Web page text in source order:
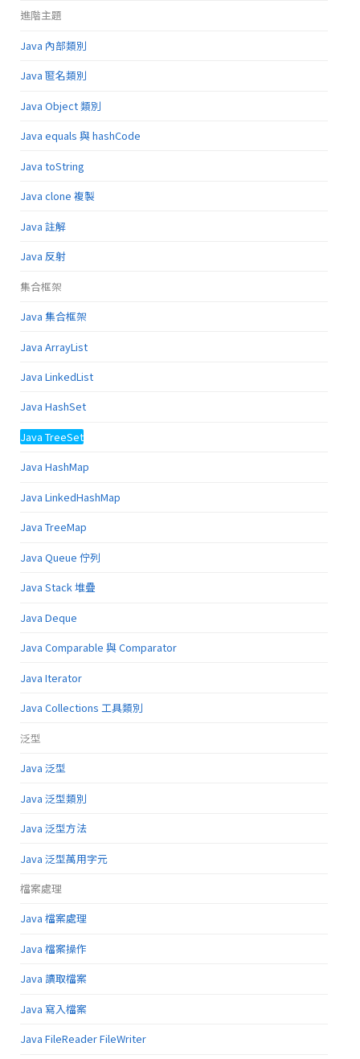
進階主題
Java 內部類別
Java 匿名類別
Java Object 類別
Java equals 與 hashCode
Java toString
Java clone 複製
Java 註解
Java 反射
集合框架
Java 集合框架
Java ArrayList
Java LinkedList
Java HashSet
Java TreeSet
Java HashMap
Java LinkedHashMap
Java TreeMap
Java Queue 佇列
Java Stack 堆疊
Java Deque
Java Comparable 與 Comparator
Java Iterator
Java Collections 工具類別
泛型
Java 泛型
Java 泛型類別
Java 泛型方法
Java 泛型萬用字元
檔案處理
Java 檔案處理
Java 檔案操作
Java 讀取檔案
Java 寫入檔案
Java FileReader FileWriter